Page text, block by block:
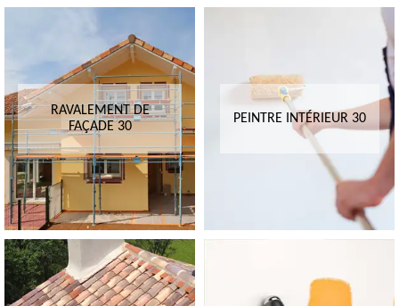
RAVALEMENT DE
FAÇADE 30
PEINTRE INTÉRIEUR 30